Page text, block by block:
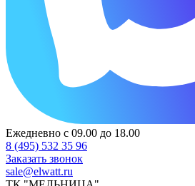
Ежедневно с 09.00 до 18.00
8 (495) 532 35 96
Заказать звонок
sale@elwatt.ru